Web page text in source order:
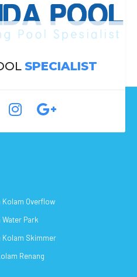
SPECIALIST
Kolam Overflow
Park
Kolam Skimmer
Renang